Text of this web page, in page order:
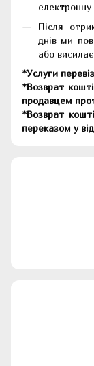
Після
днів ми
або
*Услуги
*Возврат
продавцем
*Возврат
переказом у